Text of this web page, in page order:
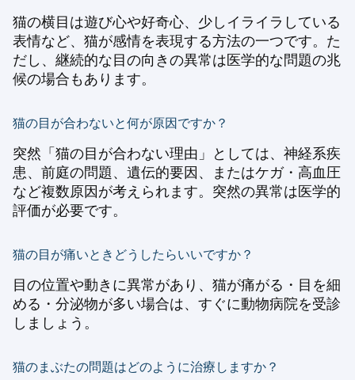
猫の横目は遊び心や好奇心、少しイライラしている
表情など、猫が感情を表現する方法の一つです。た
だし、継続的な目の向きの異常は医学的な問題の兆
候の場合もあります。
猫の目が合わないと何が原因ですか？
突然「猫の目が合わない理由」としては、神経系疾
患、前庭の問題、遺伝的要因、またはケガ・高血圧
など複数原因が考えられます。突然の異常は医学的
評価が必要です。
猫の目が痛いときどうしたらいいですか？
目の位置や動きに異常があり、猫が痛がる・目を細
める・分泌物が多い場合は、すぐに動物病院を受診
しましょう。
猫のまぶたの問題はどのように治療しますか？